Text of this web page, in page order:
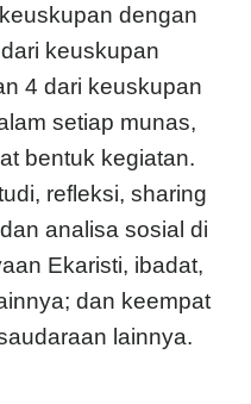
dengan
keuskupan
4 dari keuskupan
setiap munas,
bentuk kegiatan.
refleksi, sharing
analisa sosial di
Ekaristi, ibadat,
dan keempat
lainnya.